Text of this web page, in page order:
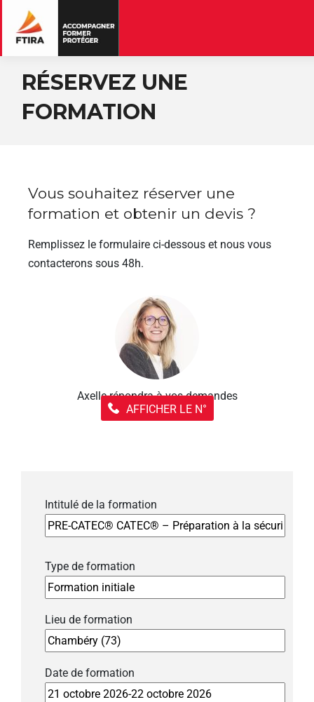
RÉSERVEZ UNE
FORMATION
Vous souhaitez réserver une
formation et obtenir un devis ?
Remplissez le formulaire ci-dessous et nous vous
contacterons sous 48h.
Axelle répondra à vos demandes
AFFICHER LE N°
Intitulé de la formation
Type de formation
Lieu de formation
Date de formation